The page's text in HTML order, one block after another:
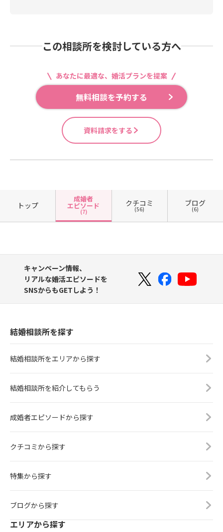
この相談所を検討している方へ
あなたに最適な、婚活プランを提案
無料相談を予約する
資料請求をする
トップ
成婚者
エピソード
(7)
クチコミ
(56)
ブログ
(6)
キャンペーン情報、
リアルな婚活エピソードを
SNSからもGETしよう！
結婚相談所を探す
結婚相談所をエリアから探す
結婚相談所を紹介してもらう
成婚者エピソードから探す
クチコミから探す
特集から探す
ブログから探す
エリアから探す